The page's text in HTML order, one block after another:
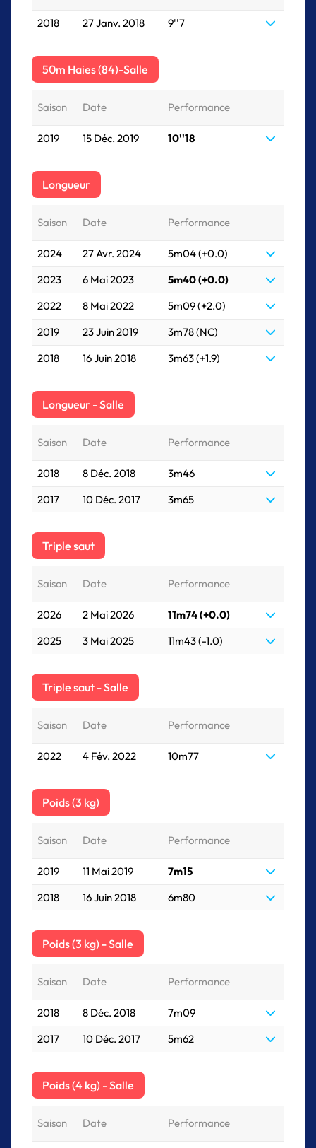
2018 27 Janv. 2018 9''7
50m Haies (84)-Salle
Saison Date Performance
2019 15 Déc. 2019 10''18
Longueur
Saison Date Performance
2024 27 Avr. 2024
5m04 (+0.0)
2023
6 Mai 2023
5m40 (+0.0)
2022
8 Mai 2022
5m09 (+2.0)
2019
23 Juin 2019
3m78 (NC)
2018
16 Juin 2018 3m63 (+1.9)
Longueur - Salle
Saison Date Performance
2018 8 Déc. 2018
3m46
2017
10 Déc. 2017 3m65
Triple saut
Saison Date Performance
2026 2 Mai 2026
11m74 (+0.0)
2025
3 Mai 2025 11m43 (-1.0)
Triple saut - Salle
Saison Date Performance
2022 4 Fév. 2022 10m77
Poids (3 kg)
Saison Date Performance
2019 11 Mai 2019
7m15
2018
16 Juin 2018 6m80
Poids (3 kg) - Salle
Saison Date Performance
2018 8 Déc. 2018
7m09
2017
10 Déc. 2017 5m62
Poids (4 kg) - Salle
Saison Date Performance